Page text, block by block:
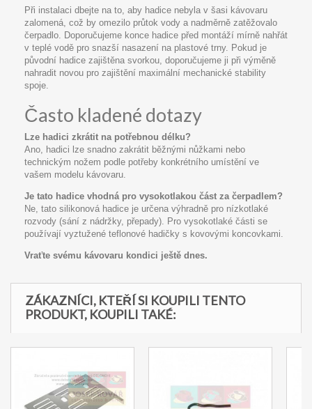
Při instalaci dbejte na to, aby hadice nebyla v šasi kávovaru
zalomená, což by omezilo průtok vody a nadměrně zatěžovalo
čerpadlo. Doporučujeme konce hadice před montáží mírně nahřát
v teplé vodě pro snazší nasazení na plastové trny. Pokud je
původní hadice zajištěna svorkou, doporučujeme ji při výměně
nahradit novou pro zajištění maximální mechanické stability
spoje.
Často kladené dotazy
Lze hadici zkrátit na potřebnou délku?
Ano, hadici lze snadno zakrátit běžnými nůžkami nebo
technickým nožem podle potřeby konkrétního umístění ve
vašem modelu kávovaru.
Je tato hadice vhodná pro vysokotlakou část za čerpadlem?
Ne, tato silikonová hadice je určena výhradně pro nízkotlaké
rozvody (sání z nádržky, přepady). Pro vysokotlaké části se
používají vyztužené teflonové hadičky s kovovými koncovkami.
Vraťte svému kávovaru kondici ještě dnes.
ZÁKAZNÍCI, KTEŘÍ SI KOUPILI TENTO
PRODUKT, KOUPILI TAKÉ: